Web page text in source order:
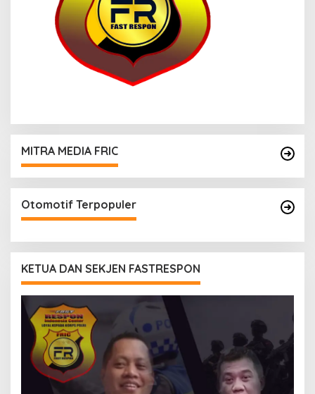
MITRA MEDIA FRIC
Otomotif Terpopuler
KETUA DAN SEKJEN FASTRESPON